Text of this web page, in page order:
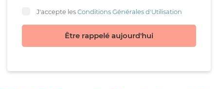
J'accepte lesConditions Générales d'Utilisation
Être rappelé aujourd'hui